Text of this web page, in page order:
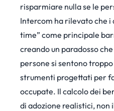
risparmiare nulla se le
Intercom ha rilevato che
time” come principale
creando un paradosso
persone si sentono
strumenti progettati per
occupate. Il calcolo dei
di adozione realistici, non